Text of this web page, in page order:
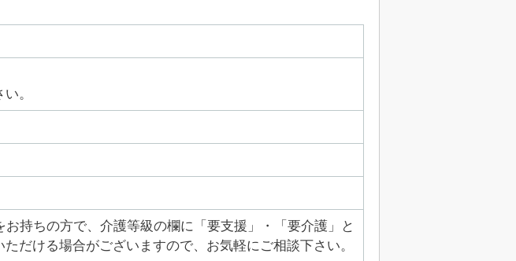
。
持ちの方で、介護等級の欄に「要支援」・「要介護」と
だける場合がございますので、お気軽にご相談下さい。